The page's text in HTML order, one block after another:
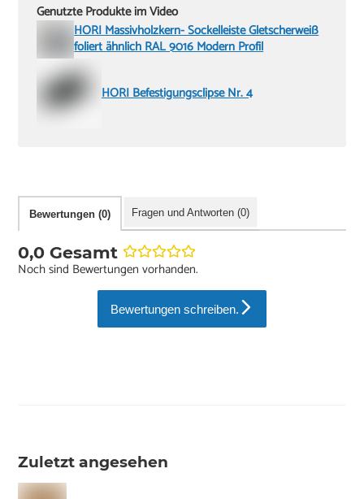
Genutzte Produkte im Video
HORI Massivholzkern- Sockelleiste Gletscherweiß
foliert ähnlich RAL 9016 Modern Profil
HORI Befestigungsclipse Nr. 4
Bewertungen (0) Fragen und Antworten (0)
0,0 Gesamt
Noch sind Bewertungen vorhanden.
Bewertungen schreiben.
Zuletzt angesehen